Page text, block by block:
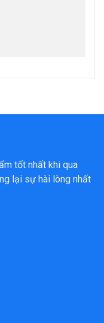
tốt nhất khi qua
lại sự hài lòng nhất